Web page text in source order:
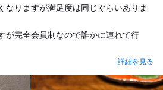
なりますが満足度は同じぐらいありま
が完全会員制なので誰かに連れて行
詳細を見る